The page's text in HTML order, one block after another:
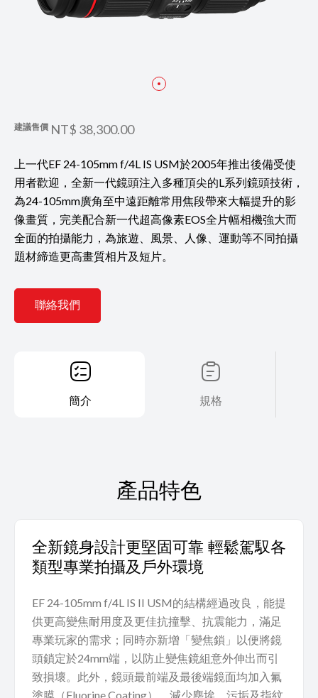
建議售價 NT$ 38,300.00
上一代EF 24-105mm f/4L IS USM於2005年推出後備受使
用者歡迎，全新一代鏡頭注入多種頂尖的L系列鏡頭技術，
為24-105mm廣角至中遠距離常用焦段帶來大幅提升的影
像畫質，完美配合新一代超高像素EOS全片幅相機強大而
全面的拍攝能力，為旅遊、風景、人像、運動等不同拍攝
題材締造更高畫質相片及短片。
聯絡我們
簡介 規格
產品特色
全新鏡身設計更堅固可靠 輕鬆駕馭各
類型專業拍攝及戶外環境
EF 24-105mm f/4L IS II USM的結構經過改良，能提
供更高變焦耐用度及更佳抗撞擊、抗震能力，滿足
專業玩家的需求；同時亦新增「變焦鎖」以便將鏡
頭鎖定於24mm端，以防止變焦鏡組意外伸出而引
致損壞。此外，鏡頭最前端及最後端鏡面均加入氟
塗膜（Fluorine Coating），減少塵埃、污垢及指紋